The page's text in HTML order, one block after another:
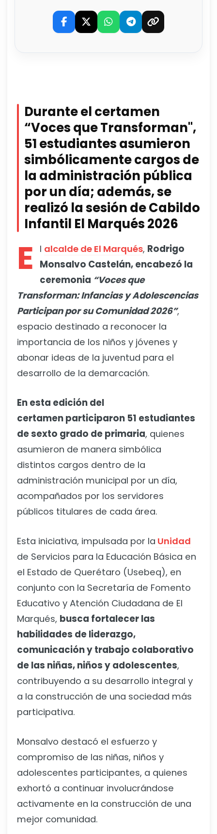
Durante el certamen
“Voces que Transforman",
51 estudiantes asumieron
simbólicamente cargos de
la administración pública
por un día; además, se
realizó la sesión de Cabildo
Infantil El Marqués 2026
E l alcalde de El Marqués, Rodrigo
Monsalvo Castelán, encabezó la
ceremonia “Voces que
Transforman: Infancias y Adolescencias
Participan por su Comunidad 2026”,
espacio destinado a reconocer la
importancia de los niños y jóvenes y
abonar ideas de la juventud para el
desarrollo de la demarcación.
En esta edición del
certamen participaron 51 estudiantes
de sexto grado de primaria, quienes
asumieron de manera simbólica
distintos cargos dentro de la
administración municipal por un día,
acompañados por los servidores
públicos titulares de cada área.
Esta iniciativa, impulsada por la Unidad
de Servicios para la Educación Básica en
el Estado de Querétaro (Usebeq), en
conjunto con la Secretaría de Fomento
Educativo y Atención Ciudadana de El
Marqués, busca fortalecer las
habilidades de liderazgo,
comunicación y trabajo colaborativo
de las niñas, niños y adolescentes,
contribuyendo a su desarrollo integral y
a la construcción de una sociedad más
participativa.
Monsalvo destacó el esfuerzo y
compromiso de las niñas, niños y
adolescentes participantes, a quienes
exhortó a continuar involucrándose
activamente en la construcción de una
mejor comunidad.